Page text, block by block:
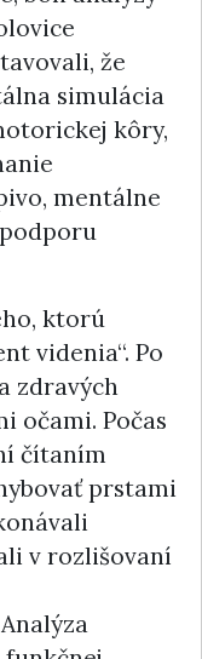
že
simulácia
kôry,
mentálne
ktorú
videnia“. Po
zdravých
očami. Počas
čítaním
prstami
v rozlišovaní